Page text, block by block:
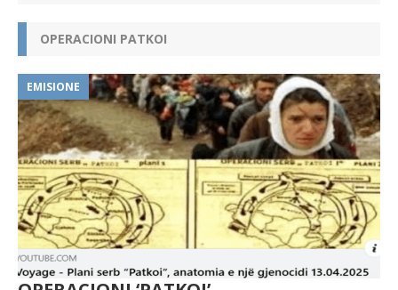
OPERACIONI PATKOI
EMISIONE